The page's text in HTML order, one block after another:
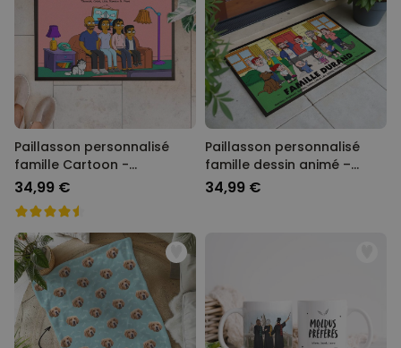
Paillasson personnalisé
famille Cartoon -
Illustration
34,99 €
Paillasson personnalisé
famille dessin animé –
Illustration
34,99 €